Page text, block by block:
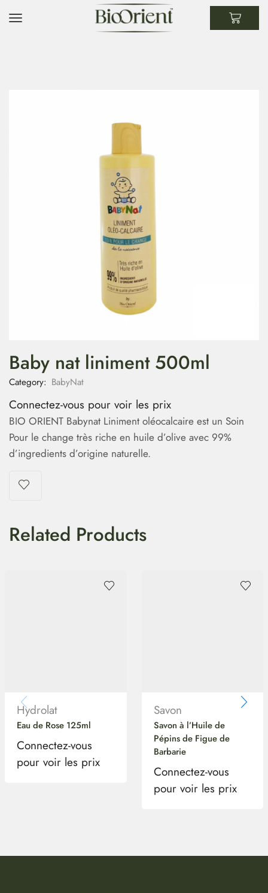
Baby nat liniment 500ml
Category: BabyNat
Connectez-vous pour voir les prix
BIO ORIENT Babynat Liniment oléocalcaire est un Soin
Pour le change très riche en huile d’olive avec 99%
d’ingredients d’origine naturelle.
Related Products
Hydrolat
Eau de Rose 125ml
Connectez-vous
pour voir les prix
Savon
Savon à l’Huile de
Pépins de Figue de
Barbarie
Connectez-vous
pour voir les prix